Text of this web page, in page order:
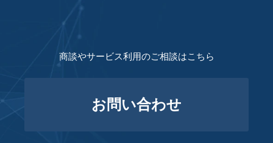
商談やサービス利用のご相談はこちら
お問い合わせ